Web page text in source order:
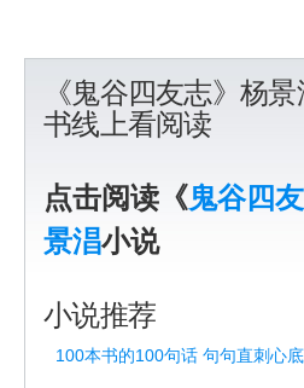
《鬼谷四友志》杨
书线上看阅读
点击阅读《鬼谷四
景淐小说
小说推荐
100本书的100句话 句句直刺心底